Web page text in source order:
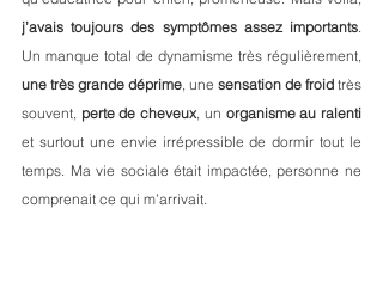
j’avais toujours des symptômes assez importants.
une très grande déprime, une sensation de froid très
souvent, perte de cheveux, un organisme au ralenti
et surtout une envie irrépressible de dormir tout le
temps. Ma vie sociale était impactée, personne ne
comprenait ce qui m’arrivait.